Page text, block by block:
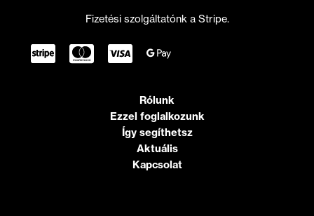
Fizetési szolgáltatónk a Stripe.
Rólunk
Ezzel foglalkozunk
Így segíthetsz
Aktuális
Kapcsolat